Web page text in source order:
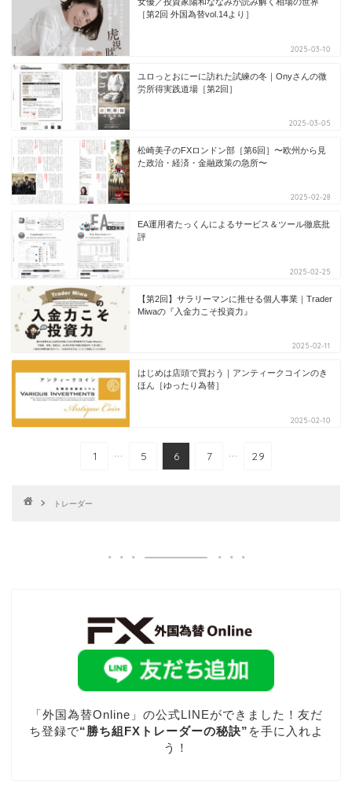
［第2回 外国為替vol.14より］
2025-03-10
ユロっとおにーに訪れた試練の冬｜Onyさんの微
労所得実践道場［第2回］
2025-03-05
松崎美子のFXロンドン部［第6回］〜欧州から見
た政治・経済・金融政策の急所〜
2025-02-28
EA運用者たっくんによるサービス＆ツール徹底批
評
2025-02-25
【第2回】サラリーマンに推せる個人事業｜Trader
Miwaの『入金力こそ投資力』
2025-02-11
はじめは店頭で買おう｜アンティークコインのき
ほん［ゆったり為替］
2025-02-10
1 ... 5 6 7 ... 29
トレーダー
「外国為替Online」の公式LINEができました！友だ
ち登録で“勝ち組FXトレーダーの秘訣” を手に入れよ
う！